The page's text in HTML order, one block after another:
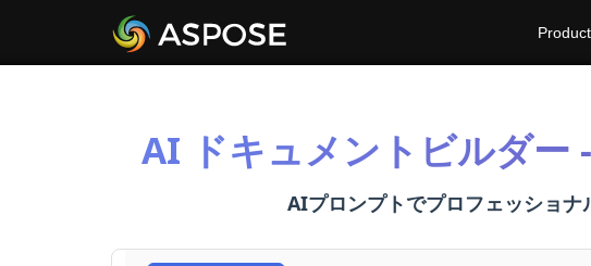
AI ドキュメントビルダー
AIプロンプトでプロフェッショナ